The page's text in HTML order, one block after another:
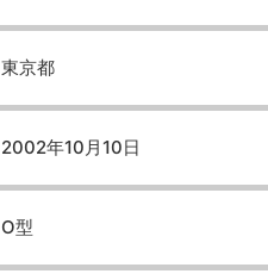
東京都
2002年10月10日
O型